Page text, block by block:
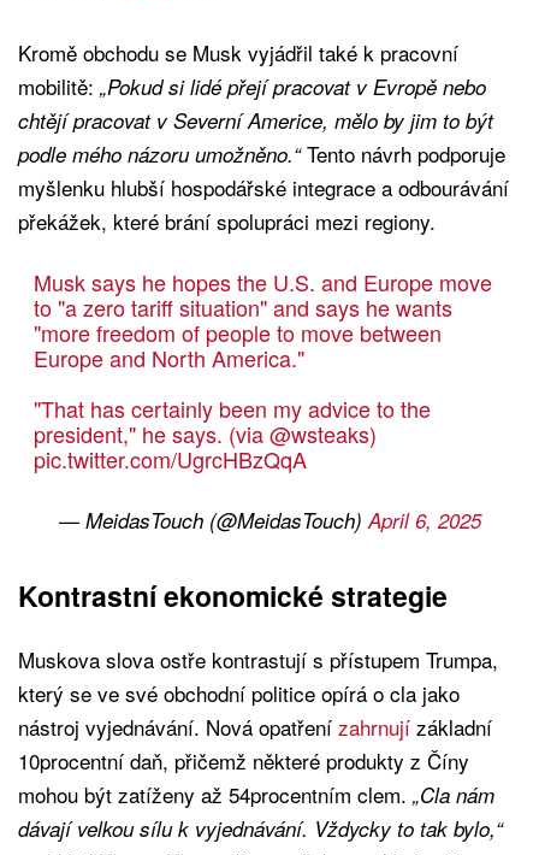
Kromě obchodu se Musk vyjádřil také k pracovní
mobilitě: „Pokud si lidé přejí pracovat v Evropě nebo
chtějí pracovat v Severní Americe, mělo by jim to být
podle mého názoru umožněno.“Tento návrh podporuje
myšlenku hlubší hospodářské integrace a odbourávání
překážek, které brání spolupráci mezi regiony.
Musk says he hopes the U.S. and Europe move
to "a zero tariff situation" and says he wants
"more freedom of people to move between
Europe and North America."
"That has certainly been my advice to the
president," he says. (via@wsteaks)
pic.twitter.com/UgrcHBzQqA
— MeidasTouch (@MeidasTouch)April 6, 2025
Kontrastní ekonomické strategie
Muskova slova ostře kontrastují s přístupem Trumpa,
který se ve své obchodní politice opírá o cla jako
nástroj vyjednávání. Nová opatření zahrnují základní
10procentní daň, přičemž některé produkty z Číny
mohou být zatíženy až 54procentním clem. „Cla nám
dávají velkou sílu k vyjednávání. Vždycky to tak bylo,“